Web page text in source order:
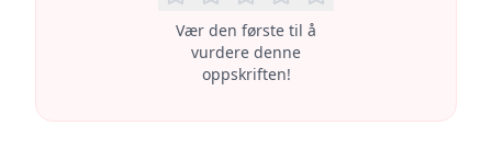
Vær den første til å
vurdere denne
oppskriften!